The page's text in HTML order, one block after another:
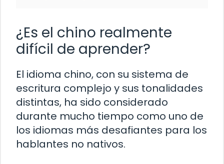
¿Es el chino realmente
difícil de aprender?
El idioma chino, con su sistema de
escritura complejo y sus tonalidades
distintas, ha sido considerado
durante mucho tiempo como uno de
los idiomas más desafiantes para los
hablantes no nativos.